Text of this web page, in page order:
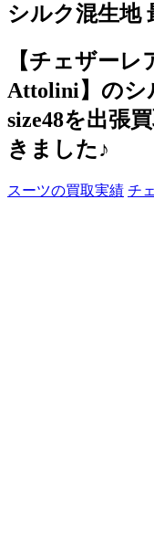
シルク混生地
【チェザーレ
Attolini】のシ
size48を出張
きました♪
スーツの買取実績 チ